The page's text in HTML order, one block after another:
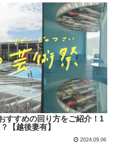
すすめの回り方をご紹介！1
【越後妻有】
2024.09.06